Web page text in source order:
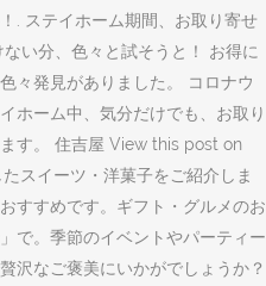
. ステイホーム期間、お取り寄せ
い分、色々と試そうと！ お得に
々発見がありました。 コロナウ
ホーム中、気分だけでも、お取り
す。 住吉屋 View this post on
スイーツ・洋菓子をご紹介しま
すすめです。ギフト・グルメのお
で。季節のイベントやパーティー
沢なご褒美にいかがでしょうか？